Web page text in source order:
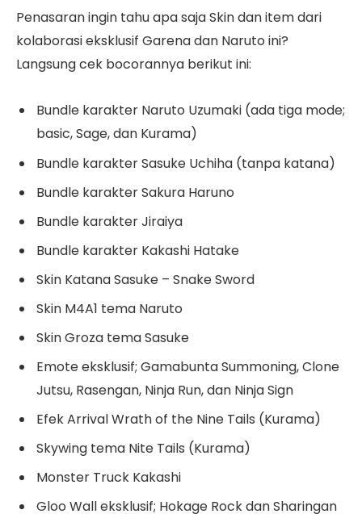
Penasaran ingin tahu apa saja Skin dan item dari
kolaborasi eksklusif Garena dan Naruto ini?
Langsung cek bocorannya berikut ini:
Bundle karakter Naruto Uzumaki (ada tiga mode;
basic, Sage, dan Kurama)
Bundle karakter Sasuke Uchiha (tanpa katana)
Bundle karakter Sakura Haruno
Bundle karakter Jiraiya
Bundle karakter Kakashi Hatake
Skin Katana Sasuke – Snake Sword
Skin M4A1 tema Naruto
Skin Groza tema Sasuke
Emote eksklusif; Gamabunta Summoning, Clone
Jutsu, Rasengan, Ninja Run, dan Ninja Sign
Efek Arrival Wrath of the Nine Tails (Kurama)
Skywing tema Nite Tails (Kurama)
Monster Truck Kakashi
Gloo Wall eksklusif; Hokage Rock dan Sharingan